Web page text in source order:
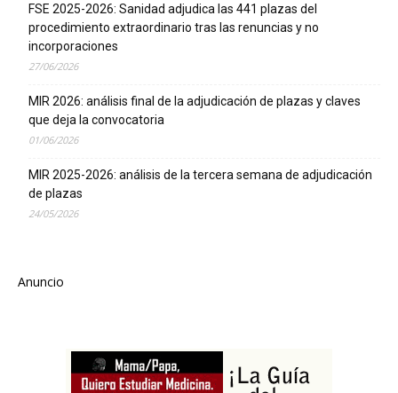
FSE 2025-2026: Sanidad adjudica las 441 plazas del
procedimiento extraordinario tras las renuncias y no
incorporaciones
27/06/2026
MIR 2026: análisis final de la adjudicación de plazas y claves
que deja la convocatoria
01/06/2026
MIR 2025-2026: análisis de la tercera semana de adjudicación
de plazas
24/05/2026
Anuncio